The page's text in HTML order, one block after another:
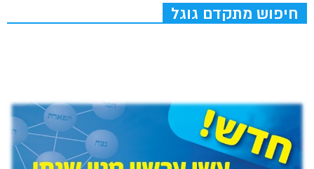
חיפוש מתקדם גוגל